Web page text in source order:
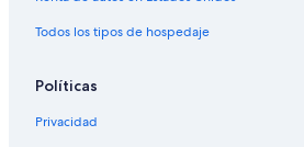
Todos los tipos de hospedaje
Políticas
Privacidad